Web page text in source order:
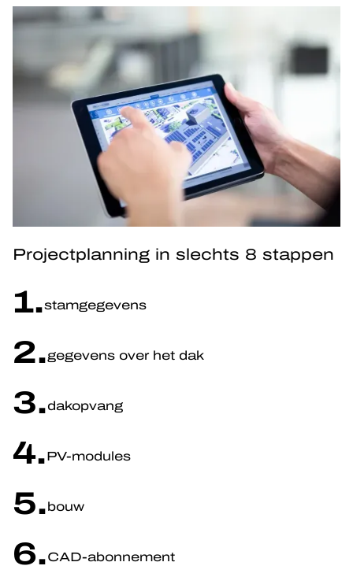
Projectplanning in slechts 8 stappen
1.stamgegevens
2.gegevens over het dak
3.dakopvang
4.PV-modules
5.bouw
6.CAD-abonnement